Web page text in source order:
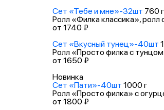
Сет «Тебе и мне»-32шт 760 г
Ролл «Филка классика»,
от 1740 ₽
Сет «Вкусный тунец»-40шт
Ролл «Просто филка с
от 1650 ₽
Новинка
Сет «Пати»-40шт 1000 г
Ролл «Просто филка» с
от 1800 ₽